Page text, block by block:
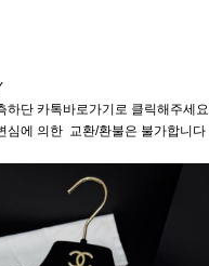
단 카톡바로가기로 클릭해주세요
심에 의한 교환/환불은 불가합니다